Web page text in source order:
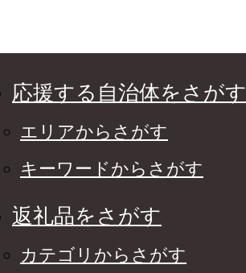
応援する自治体をさがす
エリアからさがす
キーワードからさがす
返礼品をさがす
カテゴリからさがす